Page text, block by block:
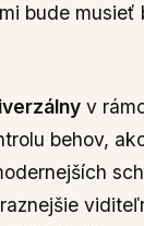
bude
v
behov,